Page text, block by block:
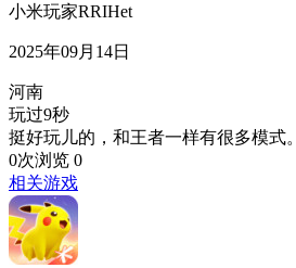
小米玩家RRIHet
2025年09月14日
河南
玩过9秒
挺好玩儿的，和王者一样有很多模式。
0次浏览 0
相关游戏